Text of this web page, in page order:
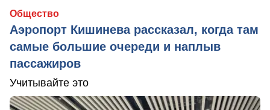
Общество
Аэропорт Кишинева рассказал, когда там
самые большие очереди и наплыв
пассажиров
Учитывайте это